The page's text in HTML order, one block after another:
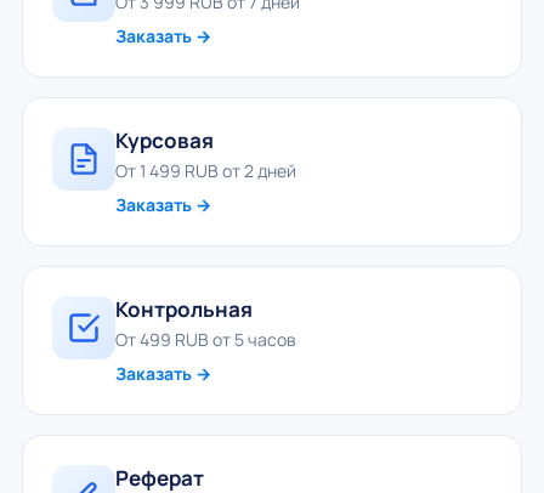
Заказать →
Курсовая
От 1 499 RUB от 2 дней
Заказать →
Контрольная
От 499 RUB от 5 часов
Заказать →
Реферат